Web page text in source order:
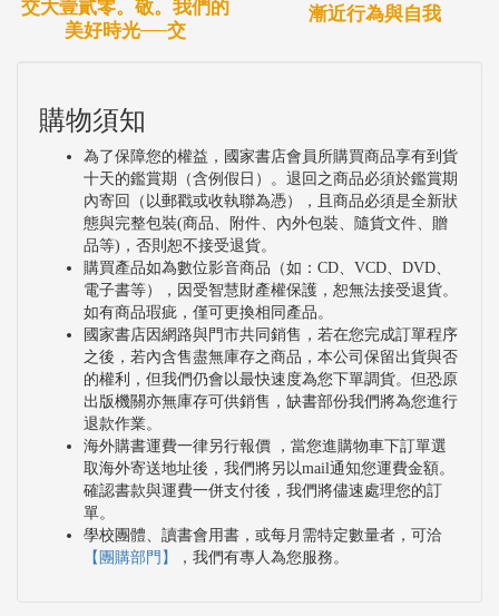
交大壹貳零。敬。我們的
美好時光──交
漸近行為與自我
購物須知
為了保障您的權益，國家書店會員所購買商品享有到貨
十天的鑑賞期（含例假日）。退回之商品必須於鑑賞期
內寄回（以郵戳或收執聯為憑），且商品必須是全新狀
態與完整包裝(商品、附件、內外包裝、隨貨文件、贈
品等)，否則恕不接受退貨。
購買產品如為數位影音商品（如：CD、VCD、DVD、
電子書等），因受智慧財產權保護，恕無法接受退貨。
如有商品瑕疵，僅可更換相同產品。
國家書店因網路與門市共同銷售，若在您完成訂單程序
之後，若內含售盡無庫存之商品，本公司保留出貨與否
的權利，但我們仍會以最快速度為您下單調貨。但恐原
出版機關亦無庫存可供銷售，缺書部份我們將為您進行
退款作業。
海外購書運費一律另行報價 ，當您進購物車下訂單選
取海外寄送地址後，我們將另以mail通知您運費金額。
確認書款與運費一併支付後，我們將儘速處理您的訂
單。
學校團體、讀書會用書，或每月需特定數量者，可洽
【團購部門】
，我們有專人為您服務。